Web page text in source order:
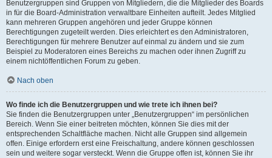
Benutzergruppen sind Gruppen von Mitgliedern, die die Mitglieder des Boards
in für die Board-Administration verwaltbare Einheiten aufteilt. Jedes Mitglied
kann mehreren Gruppen angehören und jeder Gruppe können
Berechtigungen zugeteilt werden. Dies erleichtert es den Administratoren,
Berechtigungen für mehrere Benutzer auf einmal zu ändern und sie zum
Beispiel zu Moderatoren eines Bereichs zu machen oder ihnen Zugriff zu
einem nichtöffentlichen Forum zu geben.
Nach oben
Wo finde ich die Benutzergruppen und wie trete ich ihnen bei?
Sie finden die Benutzergruppen unter „Benutzergruppen“ im persönlichen
Bereich. Wenn Sie einer beitreten möchten, können Sie dies mit der
entsprechenden Schaltfläche machen. Nicht alle Gruppen sind allgemein
offen. Einige erfordern erst eine Freischaltung, andere können geschlossen
sein und weitere sogar versteckt. Wenn die Gruppe offen ist, können Sie ihr